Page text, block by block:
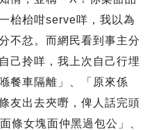
枱枱咁serve咩，我以為
不忿。而網民看到事主分
己拎咩，我上次自己行埋
餐車隔離」、「原來係
友出去夾嘢，俾人話完頭
條女塊面仲黑過包公」、